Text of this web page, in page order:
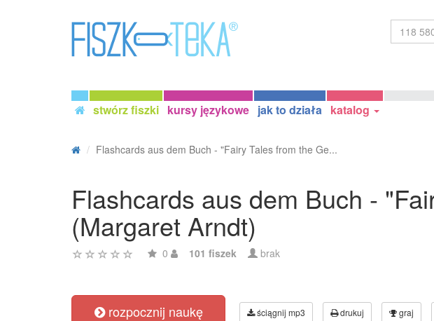
stwórz fiszki kursy językowe jak to działa katalog
Flashcards aus dem Buch - "Fairy Tales from the Ge...
Flashcards aus dem Buch -
(Margaret Arndt)
0 101 fiszek brak
rozpocznij naukę ściągnij mp3 drukuj graj